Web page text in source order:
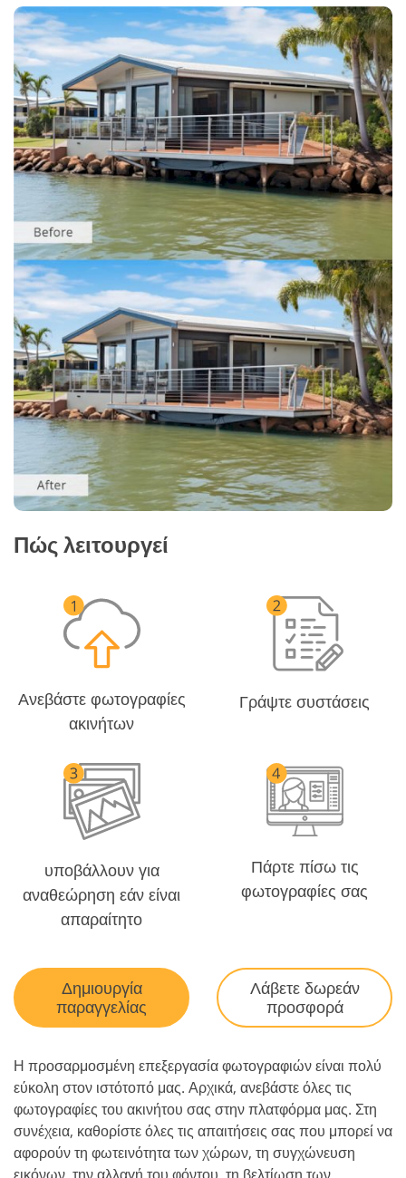
Πώς λειτουργεί
Ανεβάστε φωτογραφίες
ακινήτων
Γράψτε συστάσεις
υποβάλλουν για
αναθεώρηση εάν είναι
απαραίτητο
Πάρτε πίσω τις
φωτογραφίες σας
Δημιουργία
παραγγελίας
Λάβετε δωρεάν
προσφορά
Η προσαρμοσμένη επεξεργασία φωτογραφιών είναι πολύ
εύκολη στον ιστότοπό μας. Αρχικά, ανεβάστε όλες τις
φωτογραφίες του ακινήτου σας στην πλατφόρμα μας. Στη
συνέχεια, καθορίστε όλες τις απαιτήσεις σας που μπορεί να
αφορούν τη φωτεινότητα των χώρων, τη συγχώνευση